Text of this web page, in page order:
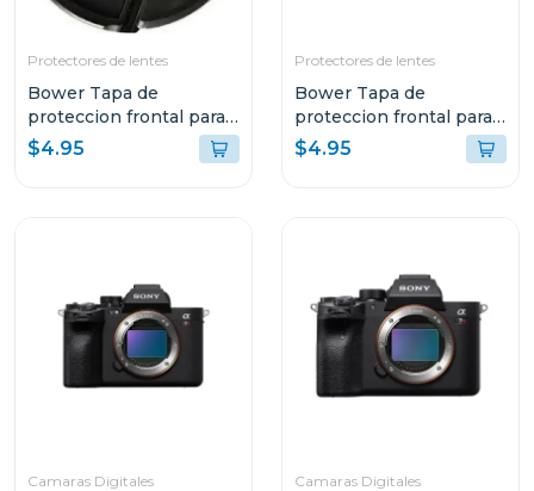
Protectores de lentes
Bower Tapa de
proteccion frontal para
lentes 67mm
$4.95
Protectores de lentes
Bower Tapa de
proteccion frontal para
lentes 72mm
$4.95
Camaras Digitales Camaras Digitales